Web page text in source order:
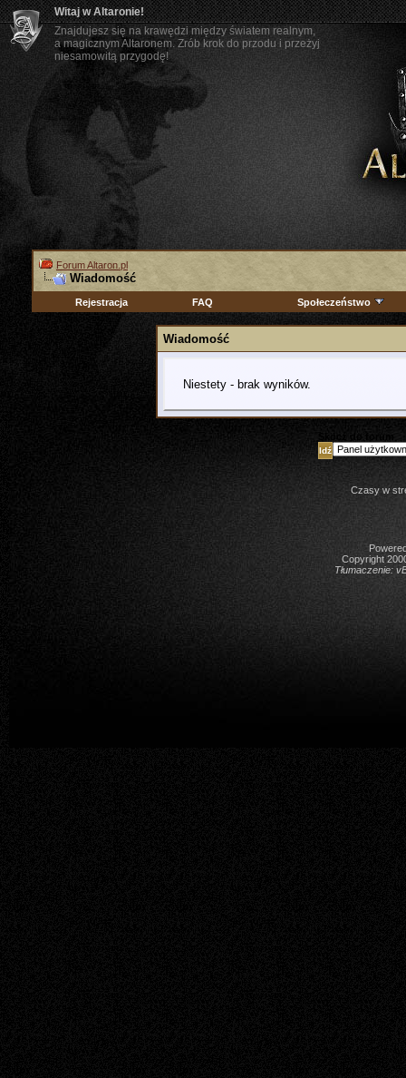
Witaj w Altaronie!
Znajdujesz się na krawędzi między światem realnym,
a magicznym Altaronem. Zrób krok do przodu i przeżyj
niesamowitą przygodę!
Forum Altaron.pl
Wiadomość
Rejestracja FAQ Społeczeństwo
Wiadomość
Niestety - brak wyników.
Skocz do forum
Czasy w
Copyright
Tłumaczenie: